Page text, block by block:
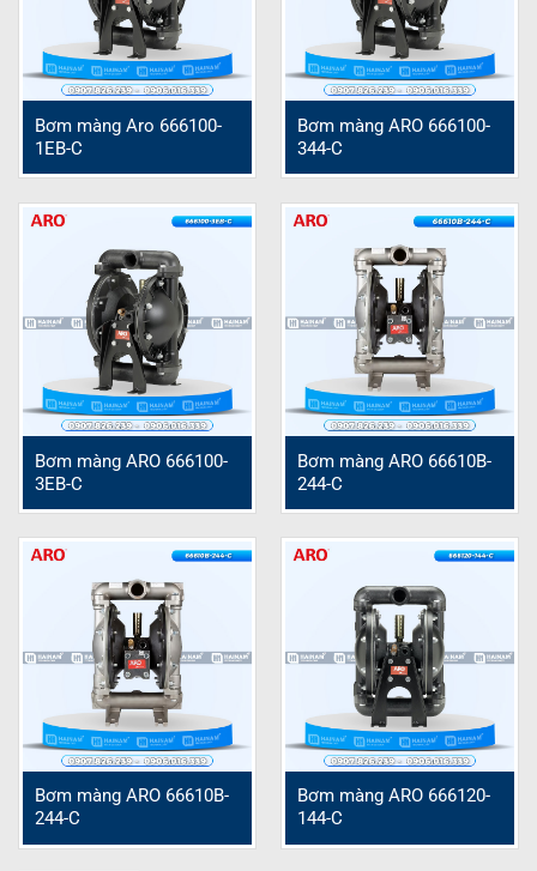
Bơm màng Aro 666100-
1EB-C
Bơm màng ARO 666100-
344-C
Bơm màng ARO 666100-
3EB-C
Bơm màng ARO 66610B-
244-C
Bơm màng ARO 66610B-
244-C
Bơm màng ARO 666120-
144-C